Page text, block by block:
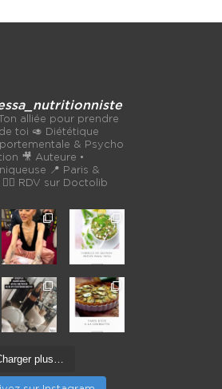
alliée pour prendre
toi 🥑 Diététique
& Psycho
🎥 Auteure •
📍 Paris &
RDV sur Doctolib
plus…